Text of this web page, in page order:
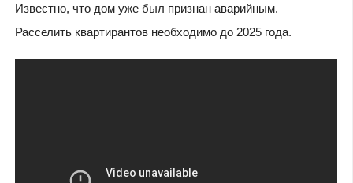
Известно, что дом уже был признан аварийным.
Расселить квартирантов необходимо до 2025 года.